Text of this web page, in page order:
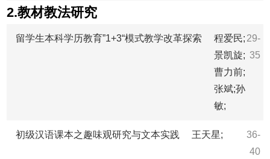
2.教材教法研究
留学生本科学历教育”1+3“模式教学改革探索
程爱民;
景凯旋;
曹力前;
张斌;孙
敏;
29-
35
初级汉语课本之趣味观研究与文本实践 王天星;
36-
40